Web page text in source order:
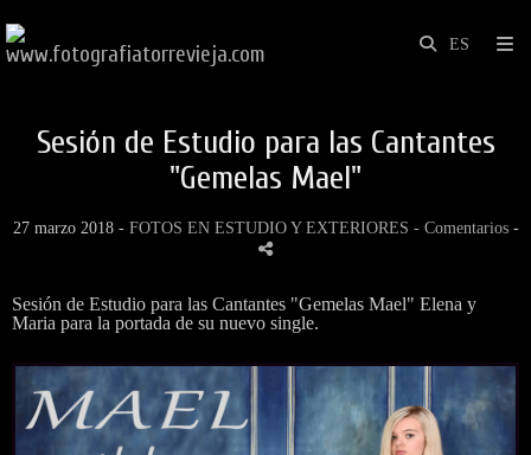
Sesión de Estudio para las Cantantes
"Gemelas Mael"
27 marzo 2018 - FOTOS EN ESTUDIO Y EXTERIORES - Comentarios -
Sesión de Estudio para las Cantantes "Gemelas Mael" Elena y
Maria para la portada de su nuevo single.